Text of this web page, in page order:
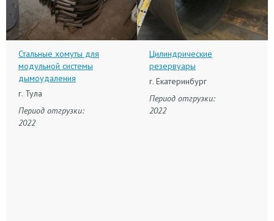
Стальные хомуты для
модульной системы
дымоудаления
г. Тула
Период отгрузки:
2022
Цилиндрические
резервуары
г. Екатеринбург
Период отгрузки:
2022